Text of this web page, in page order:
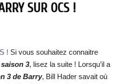
SUR OCS !
! Si vous souhaitez connaitre
3, lisez la suite ! Lorsqu’il a
3 de Barry, Bill Hader savait où